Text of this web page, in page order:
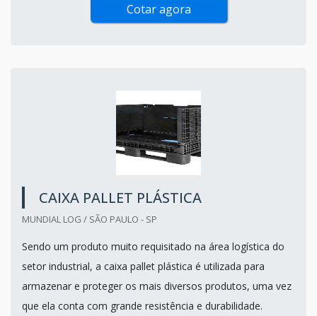
Cotar agora
CAIXA PALLET PLÁSTICA
MUNDIAL LOG / SÃO PAULO - SP
Sendo um produto muito requisitado na área logística do
setor industrial, a caixa pallet plástica é utilizada para
armazenar e proteger os mais diversos produtos, uma vez
que ela conta com grande resistência e durabilidade.